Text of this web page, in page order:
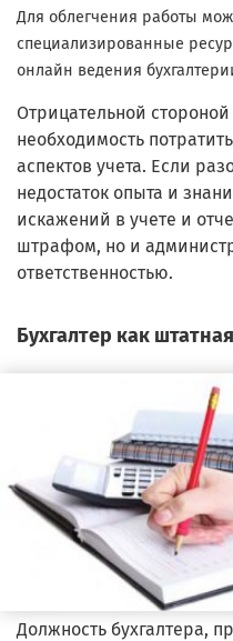
Для облегчения работы
специализированные
онлайн ведения
Отрицательной
необходимость
аспектов учета. Если
недостаток опыта и
искажений в учете и
штрафом, но и
ответственностью.
Бухгалтер как
Должность бухгалтера,